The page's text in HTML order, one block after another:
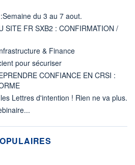
du 3 au 7 aout.
SITE FR SXB2 : CONFIRMATION /
& Finance
pour sécuriser
CONFIANCE EN CRSI :
Lettres d'intention ! Rien ne va plus.